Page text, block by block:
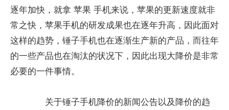
逐年加快，就拿 苹果 手机来说，苹果的更新速度就非
常之快，苹果手机的研发成果也在逐年升高，因此面对
这样的趋势，锤子手机也在逐渐生产新的产品，而往年
的一些产品也在淘汰的状况下，因此出现大降价是非常
必要的一件事情。
关于锤子手机降价的新闻公告以及降价的趋